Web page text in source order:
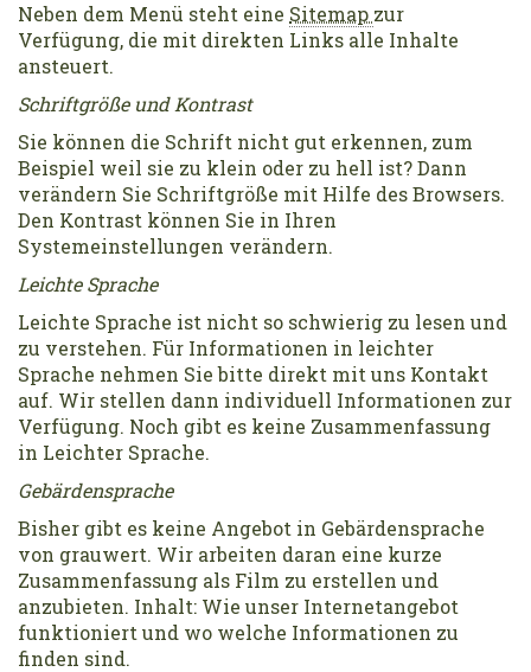
Neben dem Menü steht eine Sitemap zur
Verfügung, die mit direkten Links alle Inhalte
ansteuert.
Schriftgröße und Kontrast
Sie können die Schrift nicht gut erkennen, zum
Beispiel weil sie zu klein oder zu hell ist? Dann
verändern Sie Schriftgröße mit Hilfe des Browsers.
Den Kontrast können Sie in Ihren
Systemeinstellungen verändern.
Leichte Sprache
Leichte Sprache ist nicht so schwierig zu lesen und
zu verstehen. Für Informationen in leichter
Sprache nehmen Sie bitte direkt mit uns Kontakt
auf. Wir stellen dann individuell Informationen zur
Verfügung. Noch gibt es keine Zusammenfassung
in Leichter Sprache.
Gebärdensprache
Bisher gibt es keine Angebot in Gebärdensprache
von grauwert. Wir arbeiten daran eine kurze
Zusammenfassung als Film zu erstellen und
anzubieten. Inhalt: Wie unser Internetangebot
funktioniert und wo welche Informationen zu
finden sind.